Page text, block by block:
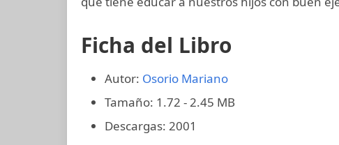
Ficha del Libro
Autor: Osorio Mariano
Tamaño: 1.72 - 2.45 MB
Descargas: 2001